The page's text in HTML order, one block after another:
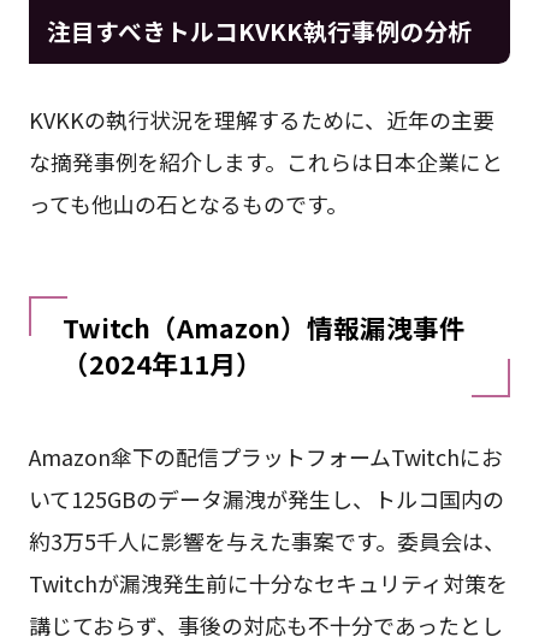
注目すべきトルコKVKK執行事例の分析
KVKKの執行状況を理解するために、近年の主要
な摘発事例を紹介します。これらは日本企業にと
っても他山の石となるものです。
Twitch（Amazon）情報漏洩事件
（2024年11月）
Amazon傘下の配信プラットフォームTwitchにお
いて125GBのデータ漏洩が発生し、トルコ国内の
約3万5千人に影響を与えた事案です。委員会は、
Twitchが漏洩発生前に十分なセキュリティ対策を
講じておらず、事後の対応も不十分であったとし